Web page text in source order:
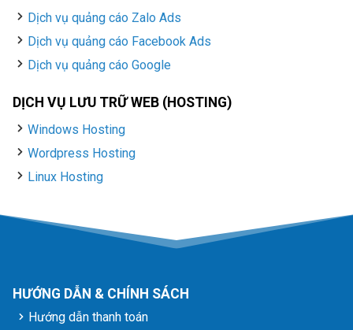
Dịch vụ quảng cáo Zalo Ads
Dịch vụ quảng cáo Facebook Ads
Dịch vụ quảng cáo Google
DỊCH VỤ LƯU TRỮ WEB (HOSTING)
Windows Hosting
Wordpress Hosting
Linux Hosting
HƯỚNG DẪN & CHÍNH SÁCH
Hướng dẫn thanh toán